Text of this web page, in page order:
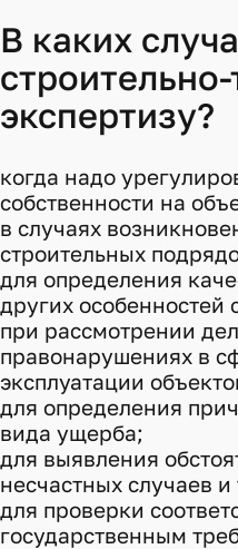
В каких
экспертизу?
когда надо
собственности на
в случаях
строительных
для определения
других особенностей
при рассмотрении
правонарушениях в
эксплуатации
для определения
вида ущерба;
для выявления
несчастных случаев и
для проверки
государственным